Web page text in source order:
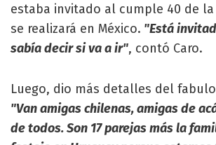
estaba invitado al cumple 40 de
se realizará en México. "Está
sabía decir si va a ir", contó Caro.
Luego, dio más detalles del
"Van amigas chilenas, amigas de
de todos. Son 17 parejas más la